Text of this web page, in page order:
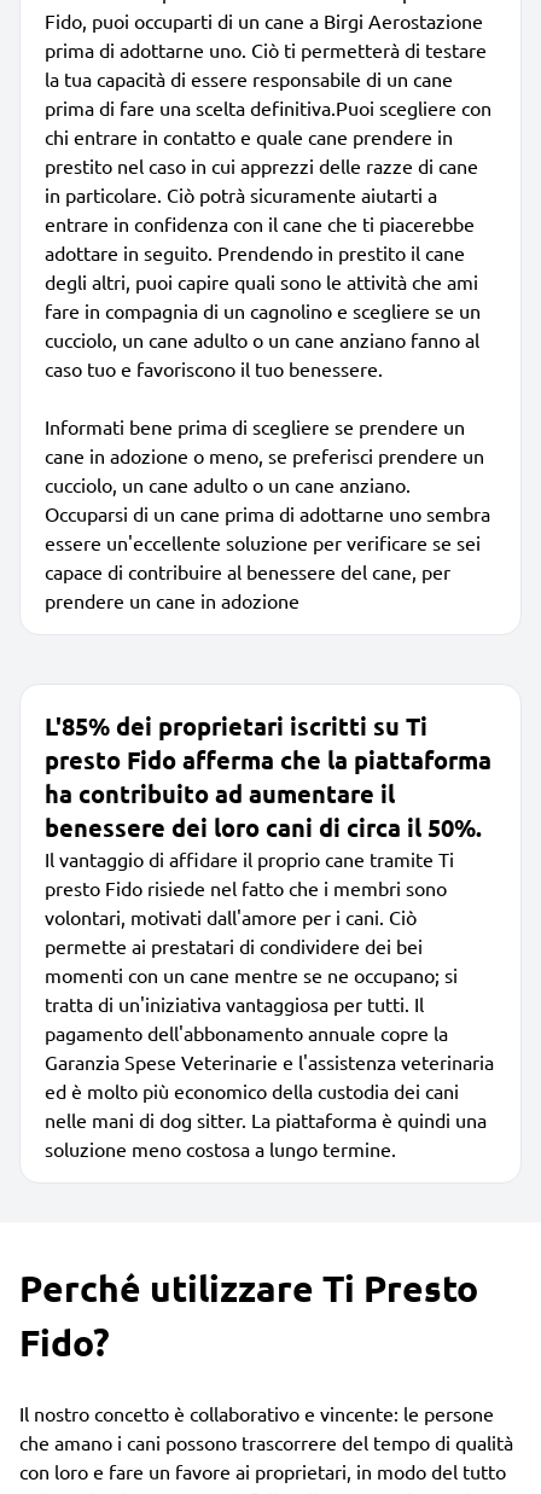
Fido, puoi occuparti di un cane a Birgi Aerostazione
prima di adottarne uno. Ciò ti permetterà di testare
la tua capacità di essere responsabile di un cane
prima di fare una scelta definitiva.Puoi scegliere con
chi entrare in contatto e quale cane prendere in
prestito nel caso in cui apprezzi delle razze di cane
in particolare. Ciò potrà sicuramente aiutarti a
entrare in confidenza con il cane che ti piacerebbe
adottare in seguito. Prendendo in prestito il cane
degli altri, puoi capire quali sono le attività che ami
fare in compagnia di un cagnolino e scegliere se un
cucciolo, un cane adulto o un cane anziano fanno al
caso tuo e favoriscono il tuo benessere.
Informati bene prima di scegliere se prendere un
cane in adozione o meno, se preferisci prendere un
cucciolo, un cane adulto o un cane anziano.
Occuparsi di un cane prima di adottarne uno sembra
essere un'eccellente soluzione per verificare se sei
capace di contribuire al benessere del cane, per
prendere un cane in adozione
L'85% dei proprietari iscritti su Ti
presto Fido afferma che la piattaforma
ha contribuito ad aumentare il
benessere dei loro cani di circa il 50%.
Il vantaggio di affidare il proprio cane tramite Ti
presto Fido risiede nel fatto che i membri sono
volontari, motivati dall'amore per i cani. Ciò
permette ai prestatari di condividere dei bei
momenti con un cane mentre se ne occupano; si
tratta di un'iniziativa vantaggiosa per tutti. Il
pagamento dell'abbonamento annuale copre la
Garanzia Spese Veterinarie e l'assistenza veterinaria
ed è molto più economico della custodia dei cani
nelle mani di dog sitter. La piattaforma è quindi una
soluzione meno costosa a lungo termine.
Perché utilizzare Ti Presto
Fido?
Il nostro concetto è collaborativo e vincente: le persone
che amano i cani possono trascorrere del tempo di qualità
con loro e fare un favore ai proprietari, in modo del tutto